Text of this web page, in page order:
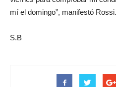
mí el domingo”, manifestó Rossi.
S.B